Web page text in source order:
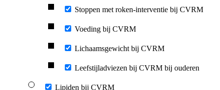
Stoppen met roken-interventie bij CVRM
Voeding bij CVRM
Lichaamsgewicht bij CVRM
Leefstijladviezen bij CVRM bij ouderen
Lipiden bij CVRM